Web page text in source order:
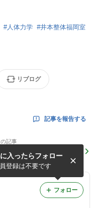
#人体力学 #井本整体福岡室
リブログ
記事を報告する
記事
年４月井本整体初等講
内と初等講座生の声
入ったらフォロー
登録は不要です
フォロー